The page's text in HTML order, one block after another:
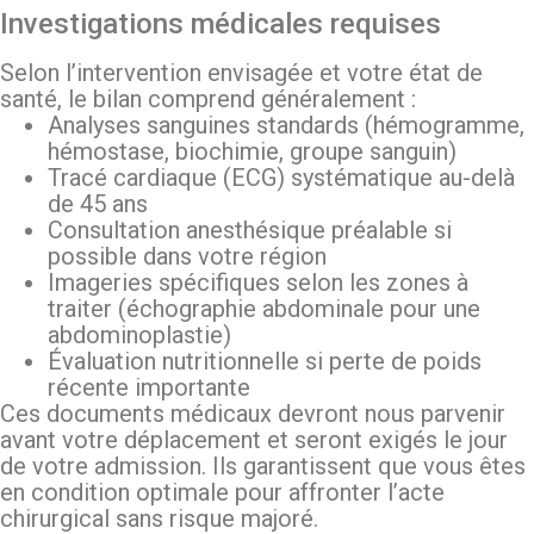
Investigations médicales requises
Selon l’intervention envisagée et votre état de
santé, le bilan comprend généralement :
Analyses sanguines standards (hémogramme,
hémostase, biochimie, groupe sanguin)
Tracé cardiaque (ECG) systématique au-delà
de 45 ans
Consultation anesthésique préalable si
possible dans votre région
Imageries spécifiques selon les zones à
traiter (échographie abdominale pour une
abdominoplastie)
Évaluation nutritionnelle si perte de poids
récente importante
Ces documents médicaux devront nous parvenir
avant votre déplacement et seront exigés le jour
de votre admission. Ils garantissent que vous êtes
en condition optimale pour affronter l’acte
chirurgical sans risque majoré.